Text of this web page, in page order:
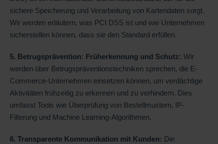
sichere Speicherung und Verarbeitung von Kartendaten sorgt.
Wir werden erläutern, was PCI DSS ist und wie Unternehmen
sicherstellen können, dass sie den Standard erfüllen.
5. Betrugsprävention: Früherkennung und Schutz: Wir
werden über Betrugspräventionstechniken sprechen, die E-
Commerce-Unternehmen einsetzen können, um verdächtige
Aktivitäten frühzeitig zu erkennen und zu verhindern. Dies
umfasst Tools wie Überprüfung von Bestellmustern, IP-
Filterung und Machine Learning-Algorithmen.
6. Transparente Kommunikation mit Kunden: Die